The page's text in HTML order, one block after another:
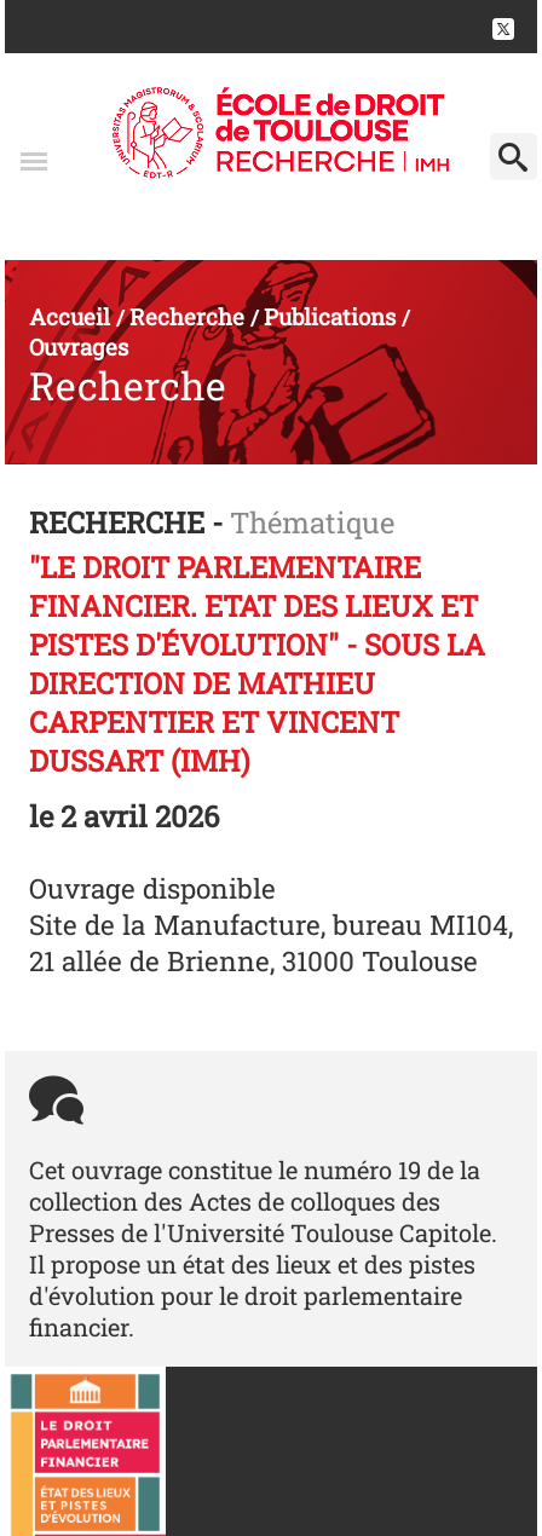
Accueil/Recherche/Publications/
Ouvrages
Recherche
RECHERCHE - Thématique
"LE DROIT PARLEMENTAIRE
FINANCIER. ETAT DES LIEUX ET
PISTES D'ÉVOLUTION" - SOUS LA
DIRECTION DE MATHIEU
CARPENTIER ET VINCENT
DUSSART (IMH)
le2 avril 2026
Ouvrage disponible
Site de la Manufacture, bureau MI104,
21 allée de Brienne, 31000 Toulouse
Cet ouvrage constitue le numéro 19 de la
collection des Actes de colloques des
Presses de l'Université Toulouse Capitole.
Il propose un état des lieux et des pistes
d'évolution pour le droit parlementaire
financier.